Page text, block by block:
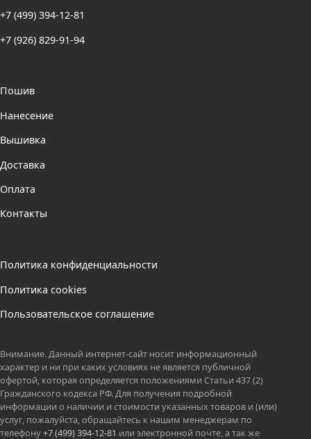
+7 (499) 394-12-81
+7 (926) 829-91-94
Пошив
Нанесение
Вышивка
Доставка
Оплата
Контакты
Политика конфиденциальности
Политика cookies
Пользовательское соглашение
Внимание. Данный интернет-сайт носит информационный
характер и ни при каких условиях не является публичной
офертой, которая определяется положениями Статьи 437 (2)
Гражданского кодекса РФ. Для получения подробной
информации о наличии и стоимости указанных товаров и (или)
услуг, пожалуйста, обращайтесь к нашим менеджерам по
телефону+7 (499) 394-12-81 или электронной почте, а так же